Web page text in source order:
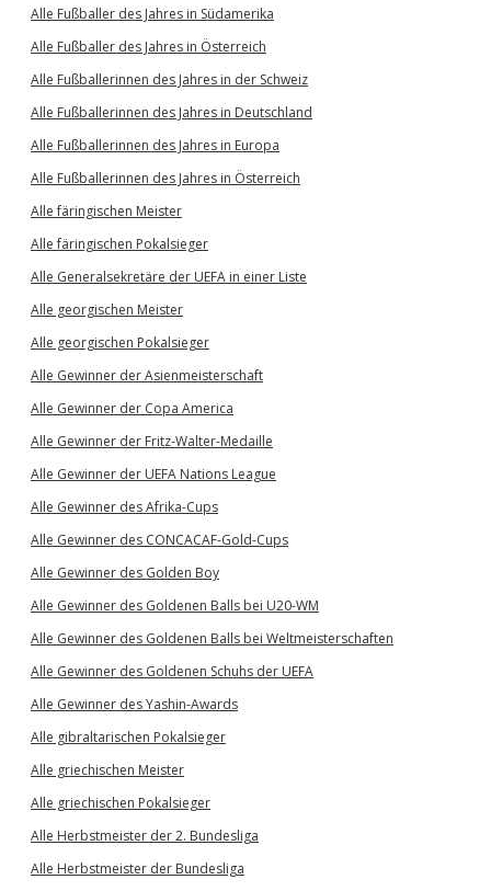
Alle Fußballer des Jahres in Südamerika
Alle Fußballer des Jahres in Österreich
Alle Fußballerinnen des Jahres in der Schweiz
Alle Fußballerinnen des Jahres in Deutschland
Alle Fußballerinnen des Jahres in Europa
Alle Fußballerinnen des Jahres in Österreich
Alle färingischen Meister
Alle färingischen Pokalsieger
Alle Generalsekretäre der UEFA in einer Liste
Alle georgischen Meister
Alle georgischen Pokalsieger
Alle Gewinner der Asienmeisterschaft
Alle Gewinner der Copa America
Alle Gewinner der Fritz-Walter-Medaille
Alle Gewinner der UEFA Nations League
Alle Gewinner des Afrika-Cups
Alle Gewinner des CONCACAF-Gold-Cups
Alle Gewinner des Golden Boy
Alle Gewinner des Goldenen Balls bei U20-WM
Alle Gewinner des Goldenen Balls bei Weltmeisterschaften
Alle Gewinner des Goldenen Schuhs der UEFA
Alle Gewinner des Yashin-Awards
Alle gibraltarischen Pokalsieger
Alle griechischen Meister
Alle griechischen Pokalsieger
Alle Herbstmeister der 2. Bundesliga
Alle Herbstmeister der Bundesliga